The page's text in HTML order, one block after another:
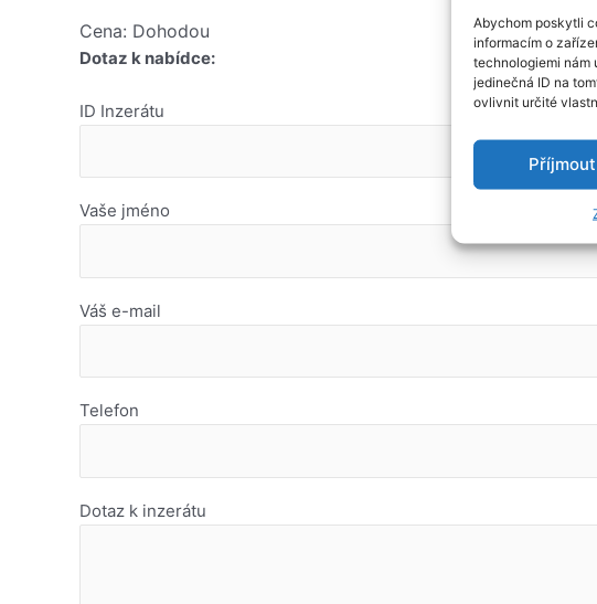
Abychom poskytli
informacím o
technologiemi nám
jedinečná ID na
ovlivnit určité
Příjmout
Cena: Dohodou
Dotaz k nabídce:
ID Inzerátu
Vaše jméno
Váš e-mail
Telefon
Dotaz k inzerátu